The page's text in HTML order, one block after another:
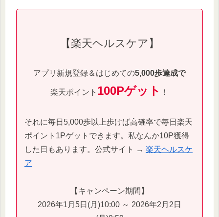
【楽天ヘルスケア】
アプリ新規登録＆はじめての5,000歩達成で
楽天ポイント 100Pゲット ！
それに毎日5,000歩以上歩けば高確率で毎日楽天
ポイント1Pゲットできます。私なんか10P獲得
した日もあります。公式サイト → 楽天ヘルスケ
ア
【キャンペーン期間】
2026年1月5日(月)10:00 ～ 2026年2月2日